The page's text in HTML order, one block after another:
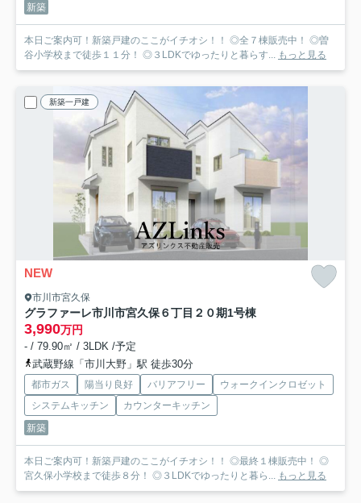
新築
本日ご案内可！新築戸建のここがイチオシ！！ ◎全７棟販売中！ ◎曽
谷小学校まで徒歩１１分！ ◎３LDKでゆったりと暮らす... もっと見る
新築一戸建
NEW
市川市宮久保
グラファーレ市川市宮久保６丁目２０期1号棟
3,990万円
- / 79.90㎡ / 3LDK /予定
武蔵野線「市川大野」駅 徒歩30分
都市ガス 陽当り良好 バリアフリー
ウォークインクロゼット
システムキッチン
カウンターキッチン
新築
本日ご案内可！新築戸建のここがイチオシ！！ ◎最終１棟販売中！ ◎
宮久保小学校まで徒歩８分！ ◎３LDKでゆったりと暮ら...
もっと見る